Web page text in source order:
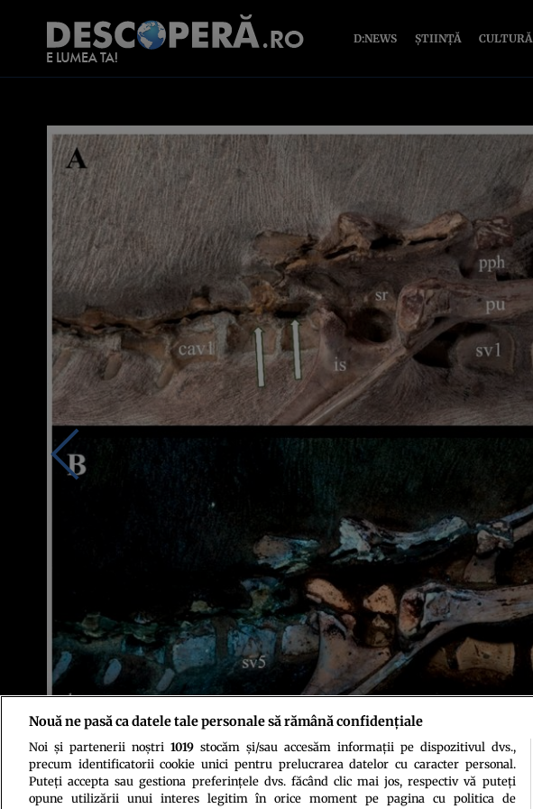
D:NEWS ȘTIINȚĂ CULTURĂ
Foto: Sita Manitkoon et al., Diversity, 2023
Nouă ne pasă ca datele tale personale să rămână confidențiale
Noi și partenerii noștri 1019stocăm și/sau accesăm informații pe dispozitivul dvs.,
precum identificatorii cookie unici pentru prelucrarea datelor cu caracter personal.
Puteți accepta sau gestiona preferințele dvs. făcând clic mai jos, respectiv vă puteți
opune utilizării unui interes legitim în orice moment pe pagina cu politica de